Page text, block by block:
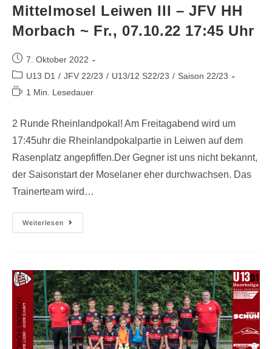
Mittelmosel Leiwen III – JFV HH
Morbach ~ Fr., 07.10.22 17:45 Uhr
7. Oktober 2022
U13 D1 / JFV 22/23 / U13/12 S22/23 / Saison 22/23
1 Min. Lesedauer
2 Runde Rheinlandpokal! Am Freitagabend wird um
17:45uhr die Rheinlandpokalpartie in Leiwen auf dem
Rasenplatz angepfiffen.Der Gegner ist uns nicht bekannt,
der Saisonstart der Moselaner eher durchwachsen. Das
Trainerteam wird…
Weiterlesen